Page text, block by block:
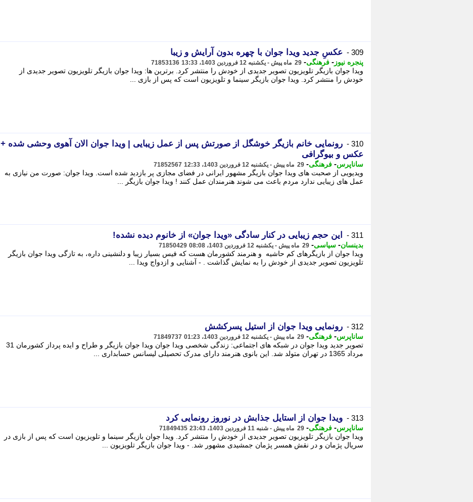
309 - عکسِ جدید ویدا جوان با چهره بدون آرایش و زیبا
پنجره نیوز - فرهنگی- 29 ماه پیش - یکشنبه 12 فروردین 1403، 13:33 71853136
ویدا جوان بازیگر تلویزیون تصویر جدیدی از خودش را منتشر کرد. برترین ها: ویدا جوان بازیگر تلویزیون تصویر جدیدی از
خودش را منتشر کرد. ویدا جوان بازیگر سینما و تلویزیون است که پس از بازی ...
310 -
رونمایی خانم بازیگر خوشگل از صورتش پس از عمل زیبایی | ویدا جوان الان آهوی وحشی شده +
عکس و بیوگرافی
ساناپرس- فرهنگی- 29 ماه پیش - یکشنبه 12 فروردین 1403، 12:33 71852567
ویدیویی از صحبت های ویدا جوان بازیگر مشهور ایرانی در فضای مجازی پر بازدید شده است. ویدا جوان: صورت من نیازی به
عمل های زیبایی ندارد مردم باعث می شوند هنرمندان عمل کنند ! ویدا جوان بازیگر ...
311 - این حجم زیبایی در کنار سادگی «ویدا جوان» از خانوم دیده نشده!
بدینسان- سیاسی- 29 ماه پیش - یکشنبه 12 فروردین 1403، 08:08 71850429
ویدا جوان از بازیگرهای کم حاشیه و هنرمند کشورمان هست که فیس بسیار زیبا و دلنشینی داره، به تازگی ویدا جوان بازیگر
تلویزیون تصویر جدیدی از خودش را به نمایش گذاشت . - آشنایی و ازدواج ویدا ...
312 - رونمایی ویدا جوان از استیل پسرکشش
ساناپرس- فرهنگی- 29 ماه پیش - یکشنبه 12 فروردین 1403، 01:23 71849737
تصویر جدید ویدا جوان در شبکه های اجتماعی: زندگی شخصی ویدا جوان ویدا جوان بازیگر و طراح و ایده پرداز کشورمان 31
مرداد 1365 در تهران متولد شد. این بانوی هنرمند دارای مدرک تحصیلی لیسانس حسابداری ...
313 - ویدا جوان از استایل جذابش در نوروز رونمایی کرد
ساناپرس- فرهنگی- 29 ماه پیش - شنبه 11 فروردین 1403، 23:43 71849435
ویدا جوان بازیگر تلویزیون تصویر جدیدی از خودش را منتشر کرد. ویدا جوان بازیگر سینما و تلویزیون است که پس از بازی در
سریال پژمان و در نقش همسر پژمان جمشیدی مشهور شد. - ویدا جوان بازیگر تلویزیون ...